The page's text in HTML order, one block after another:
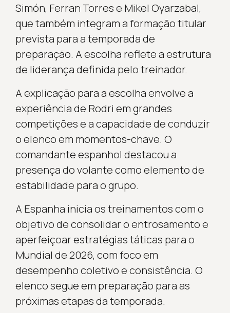
Simón, Ferran Torres e Mikel Oyarzabal,
que também integram a formação titular
prevista para a temporada de
preparação. A escolha reflete a estrutura
de liderança definida pelo treinador.
A explicação para a escolha envolve a
experiência de Rodri em grandes
competições e a capacidade de conduzir
o elenco em momentos-chave. O
comandante espanhol destacou a
presença do volante como elemento de
estabilidade para o grupo.
A Espanha inicia os treinamentos com o
objetivo de consolidar o entrosamento e
aperfeiçoar estratégias táticas para o
Mundial de 2026, com foco em
desempenho coletivo e consistência. O
elenco segue em preparação para as
próximas etapas da temporada.